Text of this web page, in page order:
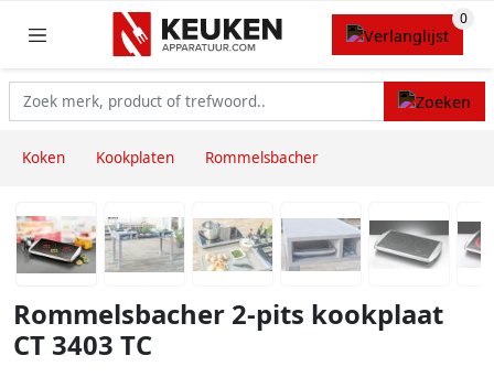
Koken Kookplaten Rommelsbacher
Rommelsbacher 2-pits kookplaat
CT 3403 TC